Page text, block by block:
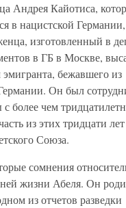
Андрея Кайотиса,
в нацистской
изготовленный в
в ГБ в Москве,
бежавшего из
Он был
более чем
из этих тридцати
Союза.
сомнения
жизни Абеля. Он
из отчетов разведки